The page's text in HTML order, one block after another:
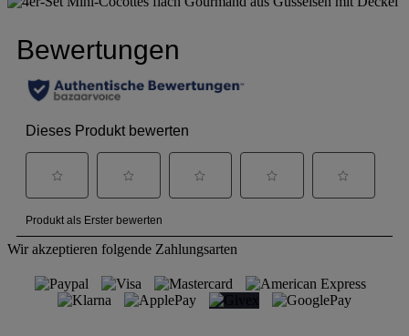
Wir akzeptieren folgende Zahlungsarten